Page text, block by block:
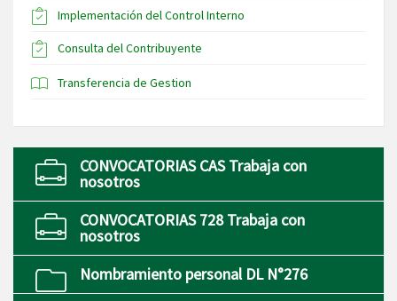
Implementación del Control Interno
Consulta del Contribuyente
Transferencia de Gestion
CONVOCATORIAS CAS Trabaja con
nosotros
CONVOCATORIAS 728 Trabaja con
nosotros
Nombramiento personal DL N°276